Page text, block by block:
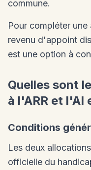
commune.
Pour compléter
revenu d'appoint
est une option à
Quelles sont
à l'ARR et l'AI
Conditions
Les deux
officielle du